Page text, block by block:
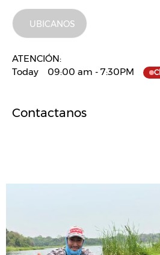
UBICANOS
ATENCIÓN:
Today
09:00 am - 7:30PM
Contactanos